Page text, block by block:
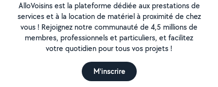
AlloVoisins est la plateforme dédiée aux prestations de
services et à la location de matériel à proximité de chez
vous ! Rejoignez notre communauté de 4,5 millions de
membres, professionnels et particuliers, et facilitez
votre quotidien pour tous vos projets !
M'inscrire